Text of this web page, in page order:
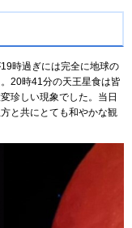
時過ぎには完全に地球の
20時41分の天王星食は皆
珍しい現象でした。当日
と共にとても和やかな観